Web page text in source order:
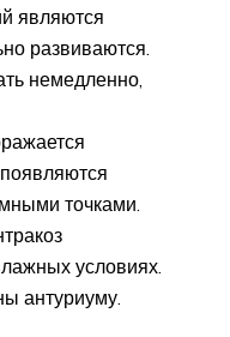
являются
развиваются.
немедленно,
точками.
условиях.
антуриуму.